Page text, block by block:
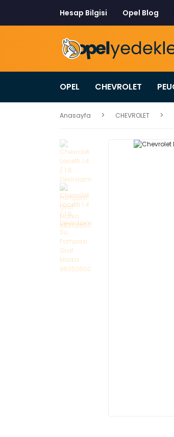
Hesap Bilgisi Opel Blog
OPEL CHEVROLET
Anasayfa CHEVROLET